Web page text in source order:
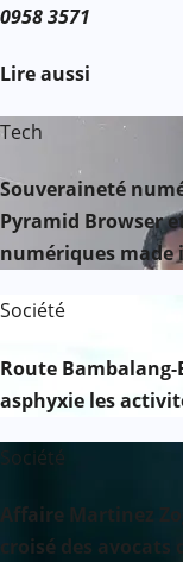
0958 3571
Lire aussi
Tech
Souveraineté
Pyramid Browser
numériques made
Société
Route
asphyxie les
Société
Affaire Martinez
croisé des avocats